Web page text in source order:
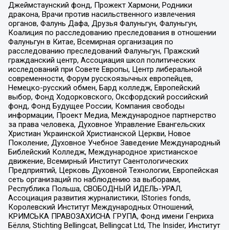
Джеймстаунский фонд, Прожект Хармони, Родники
дракона, Врачи против насильственного извлечения
органов, Фалунь Дафа, Друзья Фалуньгун, Фалуньгун,
Коалиция по расследованию преследования в отношении
Фалуньгун в Китае, Всемирная организация по
расследованию преследований Фалуньгун, Пражский
гражданский центр, Ассоциация школ политических
исследований при Совете Европы, Центр либеральной
современности, Форум русскоязычных европейцев,
Немецко-русский обмен, Бард колледж, Европейский
выбор, Фонд Ходорковского, Оксфордский российский
фонд, Фонд Будущее России, Компания свободы
информации, Проект Медиа, Международное партнерство
за права человека, Духовное Управление Евангельских
Христиан Украинской Христианской Церкви, Новое
Поколение, Духовное Учебное Заведение Международный
Библейский Колледж, Международное христианское
движение, Всемирный Институт Саентологических
Предприятий, Церковь Духовной Технологии, Европейская
сеть организаций по наблюдению за выборами,
Республика Польша, СВОБОДНЫЙ ИДЕЛЬ-УРАЛ,
Ассоциация развития журналистики, IStories fonds,
Королевский Институт Международных Отношений,
КРИМСЬКА ПРАВОЗАХИСНА ГРУПА, Фонд имени Генриха
Бёлля, Stichting Bellingcat, Bellingcat Ltd, The Insider, Институт